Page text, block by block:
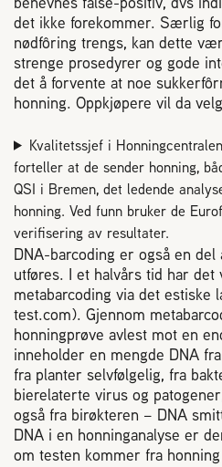
det ikke forekommer. Særlig
nødfôring trengs, kan dette
strenge prosedyrer og gode
det å forvente at noe
honning. Oppkjøpere vil da
Kvalitetssjef i
forteller at de sender honning,
QSI i Bremen, det ledende
honning. Ved funn bruker de
verifisering av resultater.
DNA-barcoding er også en del
utføres. I et halvårs tid har
metabarcoding via det estiske
test.com). Gjennom
honningprøve avlest mot en
inneholder en mengde DNA
fra planter selvfølgelig, fra
bierelaterte virus og
også fra birøkteren – DNA
DNA i en honninganalyse er
om testen kommer fra